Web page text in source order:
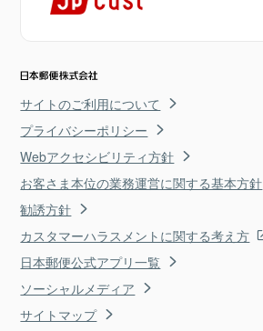
サイトのご利用について
プライバシーポリシー
Webアクセシビリティ方針
お客さま本位の業務運営に関する基本方針
勧誘方針
カスタマーハラスメントに関する考え方
日本郵便公式アプリ一覧
ソーシャルメディア
サイトマップ